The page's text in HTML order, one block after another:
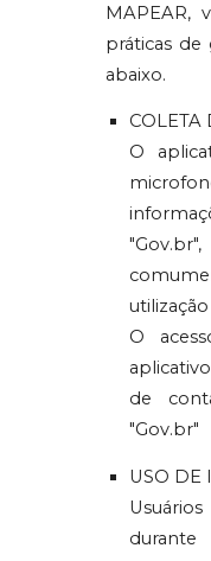
MAPEAR,
práticas de
abaixo.
COLETA
O
O
de
"Gov.br"
USO DE